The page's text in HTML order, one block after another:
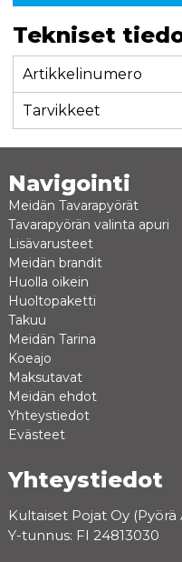
Tekniset
Artikkelinumero
Tarvikkeet
Navigointi
Meidän Tavarapyörät
Tavarapyörän valinta apuri
Lisävarusteet
Meidän brandit
Huolla oikein
Huoltopaketti
Takuu
Meidän Tarina
Koeajo
Maksutavat
Meidän ehdot
Yhteystiedot
Evästeet
Yhteystiedot
Kultaiset Pojat Oy (Pyörä
Y-tunnus: FI 24813030